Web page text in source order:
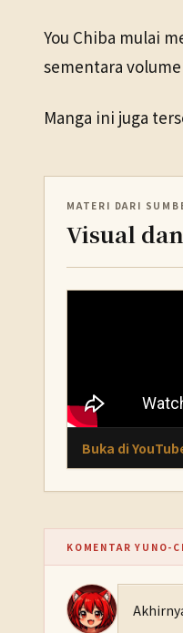
You Chiba mulai
sementara
Manga ini juga
MATERI DARI
Visual
Buka di
KOMENTAR YUNO-